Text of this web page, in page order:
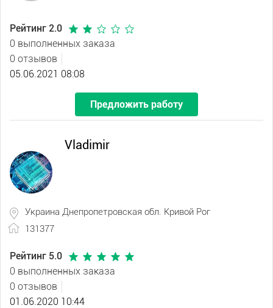
Рейтинг 2.0
0 выполненных заказа
0 отзывов
05.06.2021 08:08
Предложить работу
Vladimir
Украина Днепропетровская обл. Кривой Рог
131377
Рейтинг 5.0
0 выполненных заказа
0 отзывов
01.06.2020 10:44